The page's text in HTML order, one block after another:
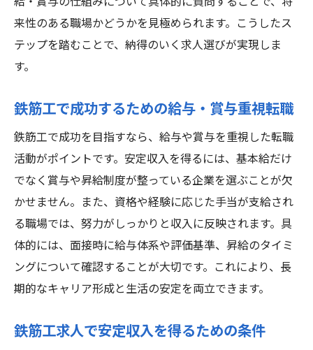
来性のある職場かどうかを見極められます。こうしたス
テップを踏むことで、納得のいく求人選びが実現しま
す。
鉄筋工で成功するための給与・賞与重視転職
鉄筋工で成功を目指すなら、給与や賞与を重視した転職
活動がポイントです。安定収入を得るには、基本給だけ
でなく賞与や昇給制度が整っている企業を選ぶことが欠
かせません。また、資格や経験に応じた手当が支給され
る職場では、努力がしっかりと収入に反映されます。具
体的には、面接時に給与体系や評価基準、昇給のタイミ
ングについて確認することが大切です。これにより、長
期的なキャリア形成と生活の安定を両立できます。
鉄筋工求人で安定収入を得るための条件